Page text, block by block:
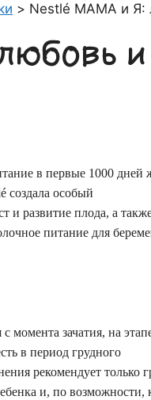
> Nestlé МАМА и Я:
в первые 1000 дней
создала особый
и развитие плода, а
питание для
момента зачатия, на
в период грудного
рекомендует только
и, по возможности,